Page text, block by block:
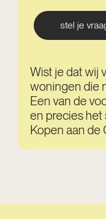
stel je
Wist je dat wij
woningen die
Een van de
en precies het
Kopen aan de